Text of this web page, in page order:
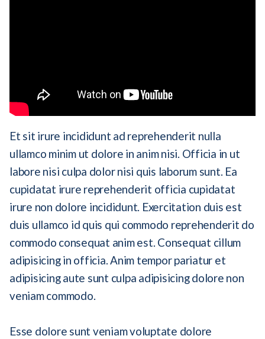
Et sit irure incididunt ad reprehenderit nulla
ullamco minim ut dolore in anim nisi. Officia in ut
labore nisi culpa dolor nisi quis laborum sunt. Ea
cupidatat irure reprehenderit officia cupidatat
irure non dolore incididunt. Exercitation duis est
duis ullamco id quis qui commodo reprehenderit do
commodo consequat anim est. Consequat cillum
adipisicing in officia. Anim tempor pariatur et
adipisicing aute sunt culpa adipisicing dolore non
veniam commodo.
Esse dolore sunt veniam voluptate dolore